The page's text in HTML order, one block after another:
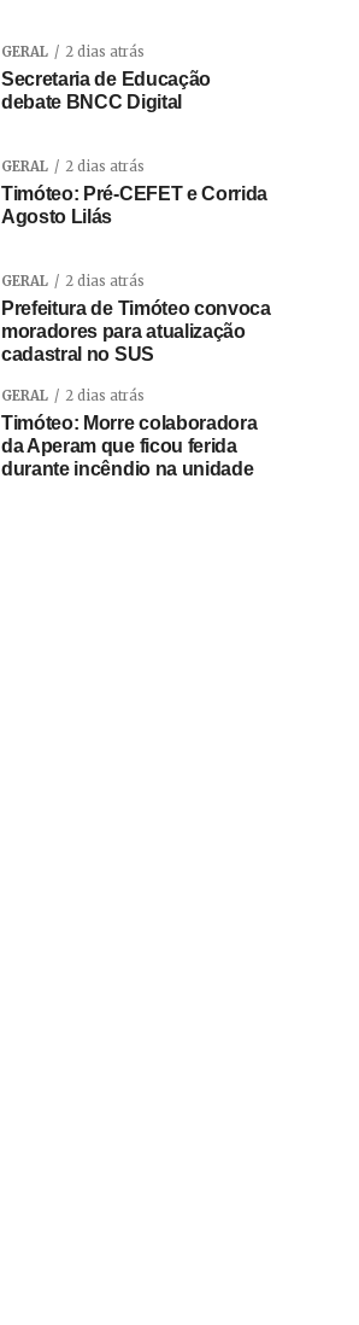
GERAL 2 dias atrás
Secretaria de Educação
debate BNCC Digital
GERAL 2 dias atrás
Timóteo: Pré-CEFET e Corrida
Agosto Lilás
GERAL 2 dias atrás
Prefeitura de Timóteo convoca
moradores para atualização
cadastral no SUS
GERAL 2 dias atrás
Timóteo: Morre colaboradora
da Aperam que ficou ferida
durante incêndio na unidade